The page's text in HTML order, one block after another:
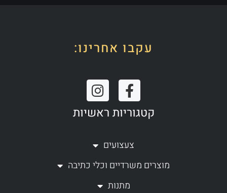
עקבו אחרינו:
F
a
c
b
o
o
k
I
n
s
a
r
a
קטגוריות ראשיות
צעצועים
מוצרים משרדיים וכלי כתיבה
מתנות